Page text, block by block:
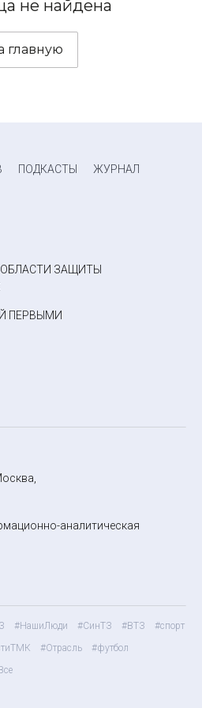
не найдена
главную
ПОДКАСТЫ ЖУРНАЛ
ЗАЩИТЫ
ПЕРВЫМИ
аналитическая
#НашиЛюди #СинТЗ #ВТЗ
#спорт
#Отрасль
#футбол
Все